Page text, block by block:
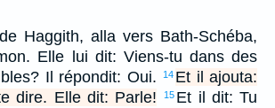
Haggith, alla vers Bath-Schéba,
Elle lui dit: Viens-tu dans des
Il répondit: Oui.
14 Et il ajouta:
dire. Elle dit: Parle!
15 Et il dit: Tu